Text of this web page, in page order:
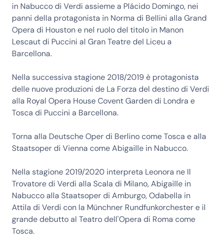
in Nabucco di Verdi assieme a Plácido Domingo, nei
panni della protagonista in Norma di Bellini alla Grand
Opera di Houston e nel ruolo del titolo in Manon
Lescaut di Puccini al Gran Teatre del Liceu a
Barcellona.
Nella successiva stagione 2018/2019 è protagonista
delle nuove produzioni de La Forza del destino di Verdi
alla Royal Opera House Covent Garden di Londra e
Tosca di Puccini a Barcellona.
Torna alla Deutsche Oper di Berlino come Tosca e alla
Staatsoper di Vienna come Abigaille in Nabucco.
Nella stagione 2019/2020 interpreta Leonora ne Il
Trovatore di Verdi alla Scala di Milano, Abigaille in
Nabucco alla Staatsoper di Amburgo, Odabella in
Attila di Verdi con la Münchner Rundfunkorchester e il
grande debutto al Teatro dell'Opera di Roma come
Tosca.